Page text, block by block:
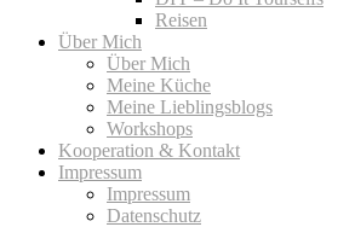
Reisen
Über Mich
Über Mich
Meine Küche
Meine Lieblingsblogs
Workshops
Kooperation & Kontakt
Impressum
Impressum
Datenschutz